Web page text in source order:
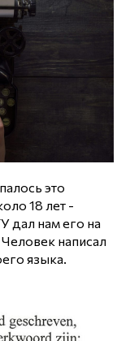
это
18 лет -
дал нам его на
написал
языка.